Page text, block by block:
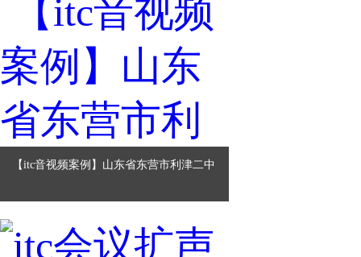
【itc音视频案例】山东省东营市利津二中